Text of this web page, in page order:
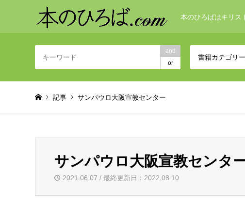
本のひろばはキリス
and
or
書籍カテゴリ
記事 サンパウロ大阪宣教センター
サンパウロ大阪宣教センタ
2021.06.07 / 最終更新日：2022.08.10